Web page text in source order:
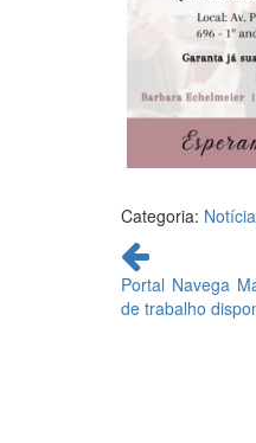
Categoria:
Continue
lendo
Portal Navega
de trabalho